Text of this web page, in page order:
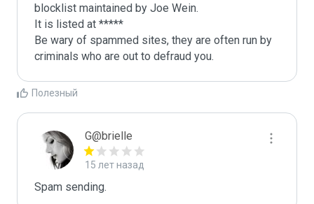
blocklist maintained by Joe Wein.
It is listed at *****
Be wary of spammed sites, they are often run by
criminals who are out to defraud you.
Полезный
G@brielle
15 лет назад
Spam sending.